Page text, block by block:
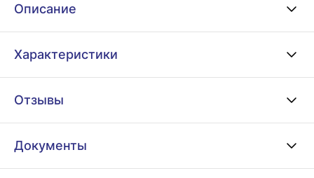
Описание
Характеристики
Отзывы
Документы